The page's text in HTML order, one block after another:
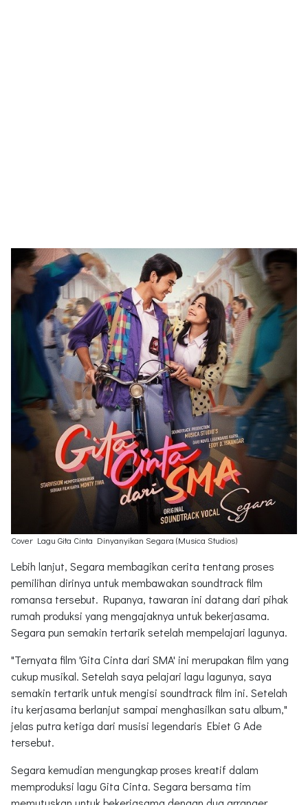
Cover Lagu Gita Cinta Dinyanyikan Segara (Musica Studios)
Lebih lanjut, Segara membagikan cerita tentang proses
pemilihan dirinya untuk membawakan soundtrack film
romansa tersebut. Rupanya, tawaran ini datang dari pihak
rumah produksi yang mengajaknya untuk bekerjasama.
Segara pun semakin tertarik setelah mempelajari lagunya.
"Ternyata film 'Gita Cinta dari SMA' ini merupakan film yang
cukup musikal. Setelah saya pelajari lagu lagunya, saya
semakin tertarik untuk mengisi soundtrack film ini. Setelah
itu kerjasama berlanjut sampai menghasilkan satu album,"
jelas putra ketiga dari musisi legendaris Ebiet G Ade
tersebut.
Segara kemudian mengungkap proses kreatif dalam
memproduksi lagu Gita Cinta. Segara bersama tim